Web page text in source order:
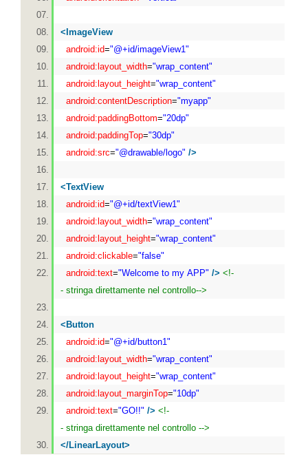
< ImageView
android:id="@+id/imageView1"
android:layout_width="wrap_content"
android:layout_height="wrap_content"
android:contentDescription="myapp"
android:paddingBottom="20dp"
android:paddingTop="30dp"
android:src="@drawable/logo" />
<TextView
android:id="@+id/textView1"
android:layout_width="wrap_content"
android:layout_height="wrap_content"
android:clickable="false"
android:text="Welcome to my APP" /> <!-
- stringa direttamente nel controllo-->
< Button
android:id="@+id/button1"
android:layout_width="wrap_content"
android:layout_height="wrap_content"
android:layout_marginTop="10dp"
android:text="GO!!" /> <!-
- stringa direttamente nel controllo -->
</LinearLayout>